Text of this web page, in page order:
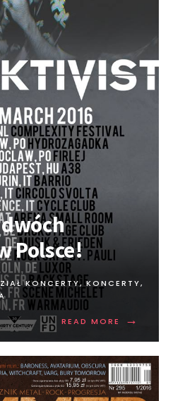
Polsce!
KONCERTY,KONCERTY,
READ MORE →